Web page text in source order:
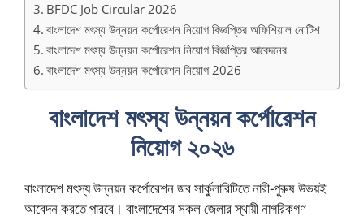
BFDC Job Circular 2026
বাংলাদেশ মৎস্য উন্নয়ন কর্পোরেশন নিয়োগ বিজ্ঞপ্তির অফিশিয়াল নোটিশ
বাংলাদেশ মৎস্য উন্নয়ন কর্পোরেশন নিয়োগ বিজ্ঞপ্তির আবেদনের
বাংলাদেশ মৎস্য উন্নয়ন কর্পোরেশন নিয়োগ 2026
বাংলাদেশ মৎস্য উন্নয়ন কর্পোরেশন
নিয়োগ ২০২৬
বাংলাদেশ মৎস্য উন্নয়ন কর্পোরেশন জব সার্কুলারিটিতে নারী-পুরুষ উভয়ই
আবেদন করতে পারবে। বাংলাদেশের সকল জেলার স্থায়ী নাগরিকগণ